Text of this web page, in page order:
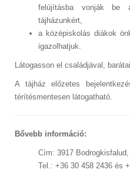
felújításba vonják be
tájházunkért,
a középiskolás diákok
igazolhatjuk.
Látogasson el családjával,
A tájház előzetes
térítésmentesen látogatható.
Bővebb információ:
Cím: 3917
Tel.: +36 30 458 2436 és